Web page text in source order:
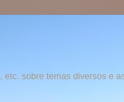
sobre temas diversos e